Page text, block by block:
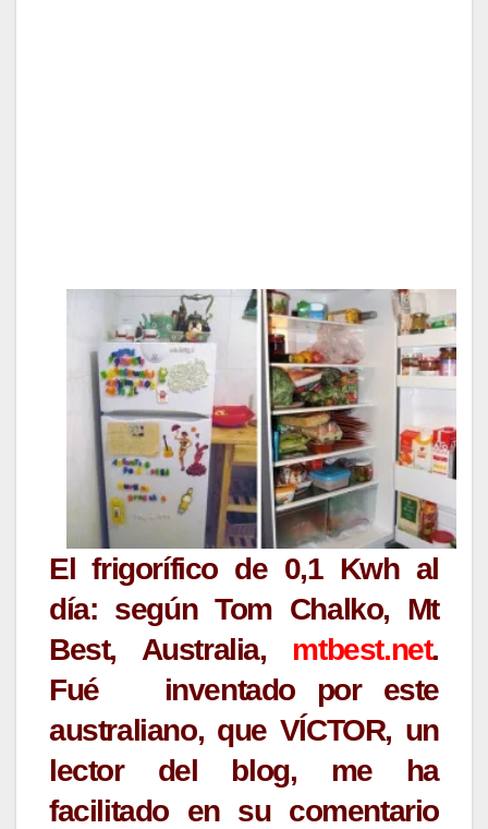
El frigorífico de 0,1 Kwh al
día: según Tom Chalko, Mt
Best, Australia, mtbest.net.
Fué inventado por este
australiano, que VÍCTOR, un
lector del blog, me ha
facilitado en su comentario